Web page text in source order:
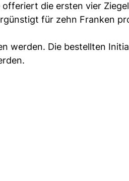
die ersten vier
für zehn Franken
werden. Die bestellten